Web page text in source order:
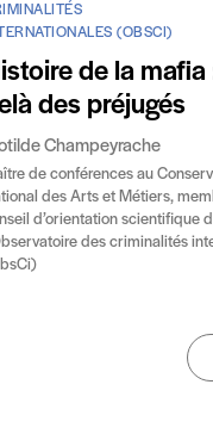
(OBSCI)
de la mafia
des préjugés
Champeyrache
de conférences au
des Arts et Métiers,
d’orientation scientifique
des criminalités